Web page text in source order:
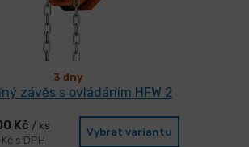
3 dny
závěs s ovládáním HFW 2
Kč / ks
s DPH
Vybrat variantu